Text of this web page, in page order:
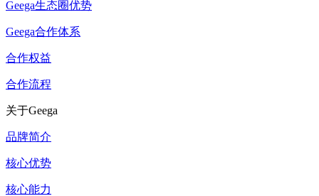
Geega生态圈优势
Geega合作体系
合作权益
合作流程
关于Geega
品牌简介
核心优势
核心能力